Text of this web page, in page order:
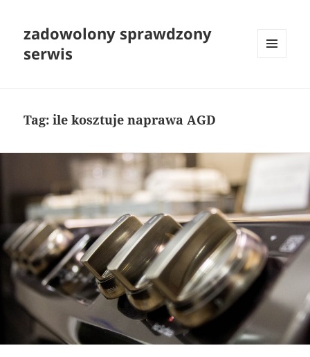
zadowolony sprawdzony
serwis
Tag:ile kosztuje naprawa AGD